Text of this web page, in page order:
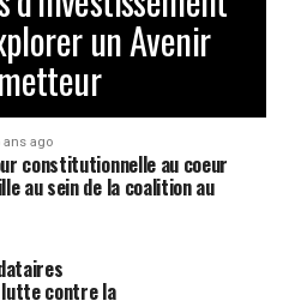
un Avenir
ans ago
constitutionnelle au coeur
au sein de la coalition au
contre la